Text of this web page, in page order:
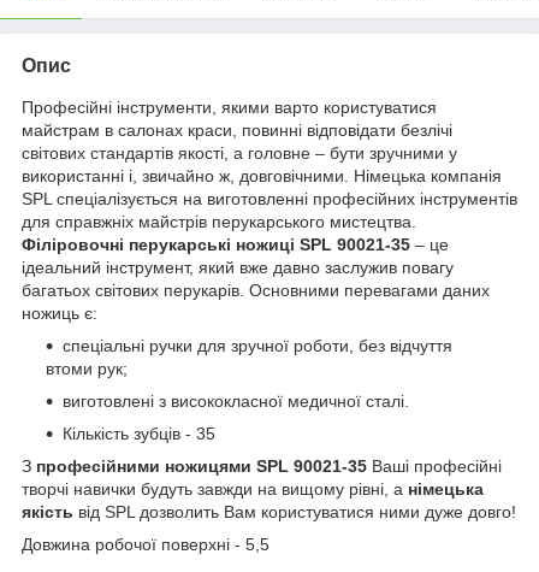
Опис
Професійні інструменти, якими варто користуватися
майстрам в салонах краси, повинні відповідати безлічі
світових стандартів якості, а головне – бути зручними у
використанні і, звичайно ж, довговічними. Німецька компанія
SPL спеціалізується на виготовленні професійних інструментів
для справжніх майстрів перукарського мистецтва.
Філіровочні перукарські ножиці SPL 90021-35 – це
ідеальний інструмент, який вже давно заслужив повагу
багатьох світових перукарів. Основними перевагами даних
ножиць є:
спеціальні ручки для зручної роботи, без відчуття
втоми рук;
виготовлені з висококласної медичної сталі.
Кількість зубців - 35
З професійними ножицями SPL 90021-35 Ваші професійні
творчі навички будуть завжди на вищому рівні, а німецька
якість від SPL дозволить Вам користуватися ними дуже довго!
Довжина робочої поверхні - 5,5